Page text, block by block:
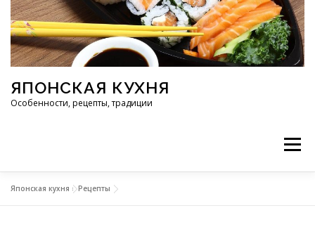
Перейти к содержимому
ЯПОНСКАЯ КУХНЯ
Особенности, рецепты, традиции
Меню
Японская кухня »Рецепты